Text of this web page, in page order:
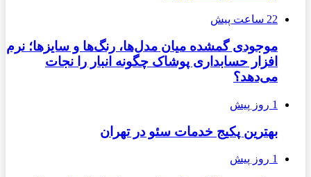
22 ساعت پیش
موجودی گمشده میان مدل‌ها، رنگ‌ها و سایزها؛ نرم
افزار حسابداری پوشاک چگونه انبار را نجات
می‌دهد؟
1 روز پیش
بهترین پکیج خدمات سئو در تهران
1 روز پیش